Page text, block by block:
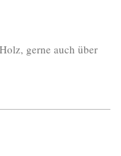
gerne auch über